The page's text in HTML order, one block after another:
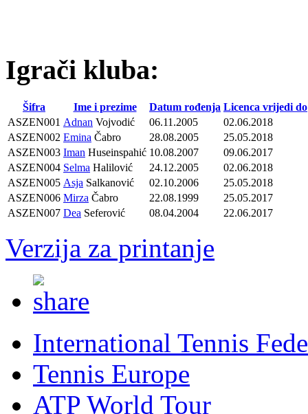
Igrači kluba:
Šifra Ime i prezime Datum rođenja Licenca vrijedi do
ASZEN001 Adnan Vojvodić 06.11.2005
02.06.2018
ASZEN002 Emina Čabro 28.08.2005
25.05.2018
ASZEN003 Iman Huseinspahić 10.08.2007
09.06.2017
ASZEN004 Selma Halilović 24.12.2005
02.06.2018
ASZEN005 Asja Salkanović 02.10.2006
25.05.2018
ASZEN006 Mirza Čabro 22.08.1999
25.05.2017
ASZEN007 Dea Seferović 08.04.2004 22.06.2017
Verzija za printanje
International Tennis
Tennis Europe
ATP World Tour